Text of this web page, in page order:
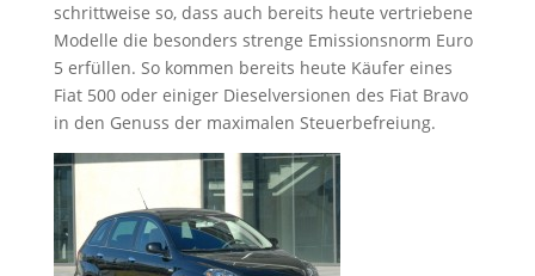
schrittweise so, dass auch bereits heute vertriebene
Modelle die besonders strenge Emissionsnorm Euro
5 erfüllen. So kommen bereits heute Käufer eines
Fiat 500 oder einiger Dieselversionen des Fiat Bravo
in den Genuss der maximalen Steuerbefreiung.